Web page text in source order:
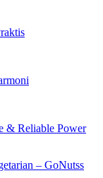
& Reliable Power
– GoNutss